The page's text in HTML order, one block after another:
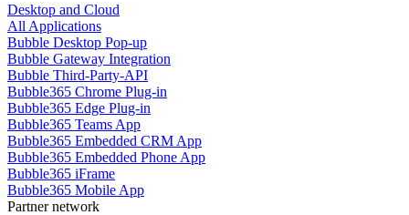
Desktop and Cloud
All Applications
Bubble Desktop Pop-up
Bubble Gateway Integration
Bubble Third-Party-API
Bubble365 Chrome Plug-in
Bubble365 Edge Plug-in
Bubble365 Teams App
Bubble365 Embedded CRM App
Bubble365 Embedded Phone App
Bubble365 iFrame
Bubble365 Mobile App
Partner network